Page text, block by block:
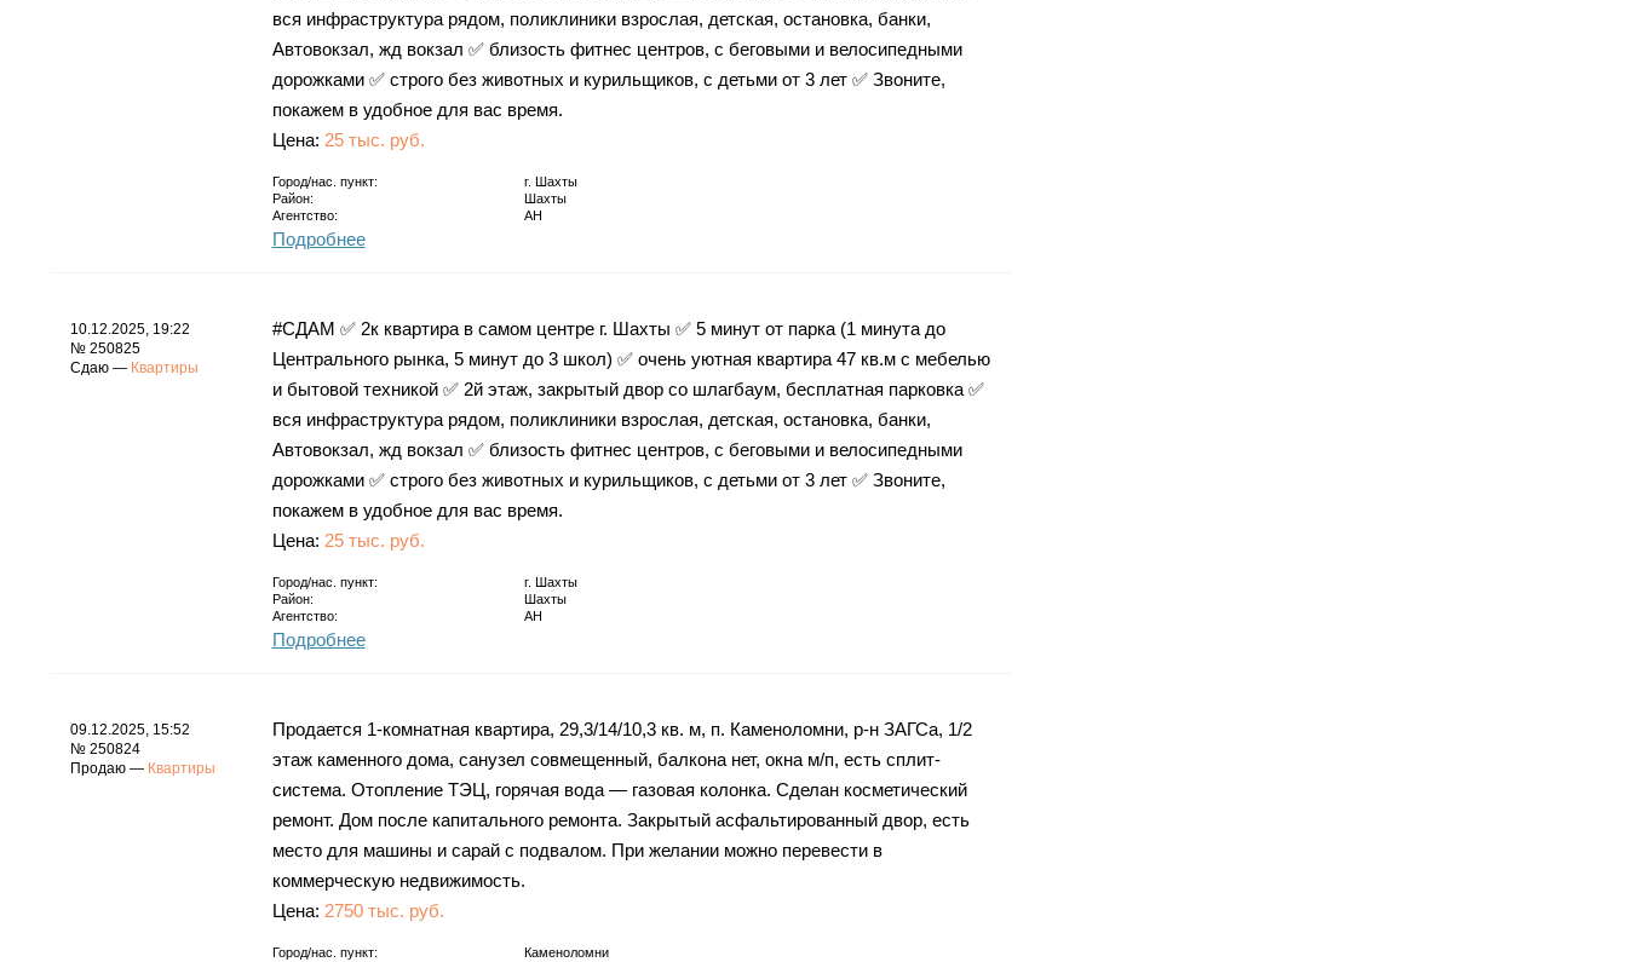
вся инфраструктура рядом, поликлиники взрослая, детская, остановка, банки,
Автовокзал, жд вокзал ✅ близость фитнес центров, с беговыми и велосипедными
дорожками ✅ строго без животных и курильщиков, с детьми от 3 лет ✅ Звоните,
покажем в удобное для вас время.
Цена: 25 тыс. руб.
Город/нас. пункт: г. Шахты
Район:
Шахты
Агентство:
АН
Подробнее
10.12.2025, 19:22
№ 250825
Сдаю — Квартиры
#СДАМ ✅ 2к квартира в самом центре г. Шахты ✅ 5 минут от парка (1 минута до
Центрального рынка, 5 минут до 3 школ) ✅ очень уютная квартира 47 кв.м с мебелью
и бытовой техникой ✅ 2й этаж, закрытый двор со шлагбаум, бесплатная парковка ✅
вся инфраструктура рядом, поликлиники взрослая, детская, остановка, банки,
Автовокзал, жд вокзал ✅ близость фитнес центров, с беговыми и велосипедными
дорожками ✅ строго без животных и курильщиков, с детьми от 3 лет ✅ Звоните,
покажем в удобное для вас время.
Цена: 25 тыс. руб.
Город/нас. пункт: г. Шахты
Район:
Шахты
Агентство:
АН
Подробнее
09.12.2025, 15:52
№ 250824
Продаю — Квартиры
Продается 1-комнатная квартира, 29,3/14/10,3 кв. м, п. Каменоломни, р-н ЗАГСа, 1/2
этаж каменного дома, санузел совмещенный, балкона нет, окна м/п, есть сплит-
система. Отопление ТЭЦ, горячая вода — газовая колонка. Сделан косметический
ремонт. Дом после капитального ремонта. Закрытый асфальтированный двор, есть
место для машины и сарай с подвалом. При желании можно перевести в
коммерческую недвижимость.
Цена: 2750 тыс. руб.
Город/нас. пункт:
Каменоломни